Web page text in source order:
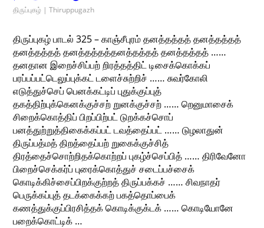
திருப்புகழ் | Thiruppugazh
திருப்புகழ் பாடல் 325 – காஞ்சீபுரம் தனத்தத்தத் தனத்தத்தத்
தனத்தத்தத் தனத்தத்தத்தனத்தத்தத் தனத்தத்தத் ……
தனதான இறைச்சிப்பற் றிரத்தத்திட் டிசைக்கொக்கப்
பரப்பப்பட்டெலுப்புக்கட் டளைச்சுற்றிச் …… சுவர்கோலி
எடுத்துச்செப் பெனக்கட்டிப் புதுக்குப்புத்
தகத்திற்புக்கெனக்குச்சற் றுனக்குச்சற் …… றெனுமாசைக்
சிறைக்கொத்திப் பிறப்பிற்பட் டுறக்கச்சொப்
பனத்துற்றுத்திகைக்கப்பட் டவத்தைப்பட் …… டுழலாதுன்
திருப்பத்மத் திறத்தைப்பற் றுகைக்குச்சித்
திரத்தைச்சொற்றிதக்கொற்றப் புகழ்ச்செப்பித் …… திரிவேனோ
பிறைச்செக்கர்ப் புரைக்கொத்துச் சடைப்பச்சைக்
கொடிக்கிச்சைப்பிறக்குற்றத் திருப்பக்கச் …… சிவநாதர்
பெருக்கப்புத் தடக்கைக்கற் பகத்தொப்பைக்
கணத்துக்குப்பிரசித்தக் கொடிக்குக்டக் …… கொடியோனே
பறைக்கொட்டிக் …